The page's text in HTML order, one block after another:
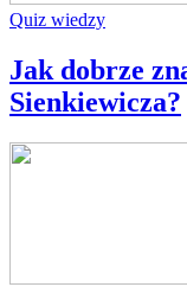
Quiz wiedzy
Jak dobrze
Sienkiewicza?